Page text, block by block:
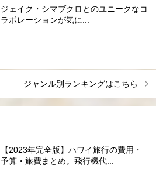
ジェイク・シマブクロとのユニークなコ
ラボレーションが気に...
ジャンル別ランキングはこちら
【2023年完全版】ハワイ旅行の費用・
予算・旅費まとめ。飛行機代...